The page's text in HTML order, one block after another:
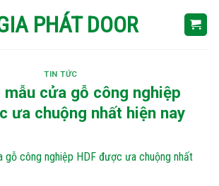
TIN TỨC
mẫu cửa gỗ công nghiệp
ưa chuộng nhất hiện nay